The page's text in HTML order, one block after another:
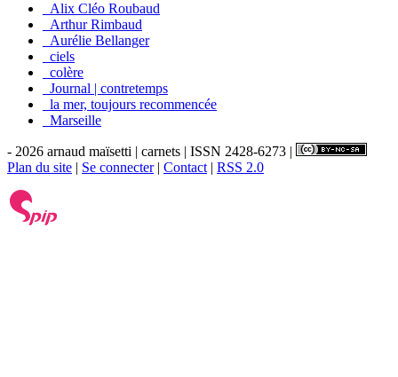
_Alix Cléo Roubaud
_Arthur Rimbaud
_Aurélie Bellanger
_ciels
_colère
_Journal | contretemps
_la mer, toujours recommencée
_Marseille
- 2026 arnaud maïsetti | carnets | ISSN 2428-6273 |
Plan du site | Se connecter| Contact | RSS 2.0